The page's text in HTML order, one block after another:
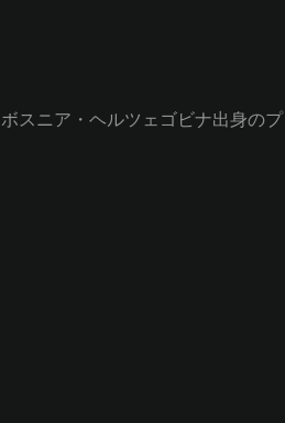
スニア・ヘルツェゴビナ出身の